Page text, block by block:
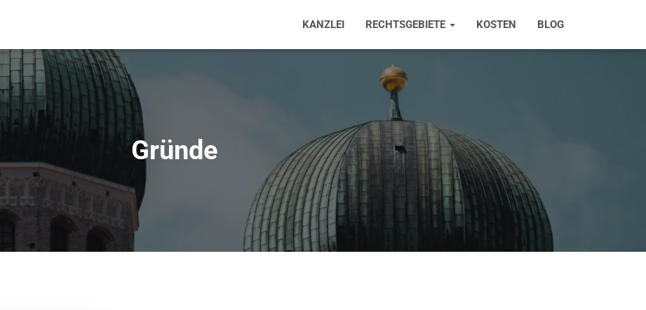
KANZLEI RECHTSGEBIETE KOSTEN BLOG
Gründe